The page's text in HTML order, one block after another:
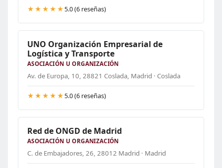
★★★★★ 5.0 (6 reseñas)
UNO Organización Empresarial de
Logística y Transporte
ASOCIACIÓN U ORGANIZACIÓN
Av. de Europa, 10, 28821 Coslada, Madrid · Coslada
★★★★★ 5.0 (6 reseñas)
Red de ONGD de Madrid
ASOCIACIÓN U ORGANIZACIÓN
C. de Embajadores, 26, 28012 Madrid · Madrid